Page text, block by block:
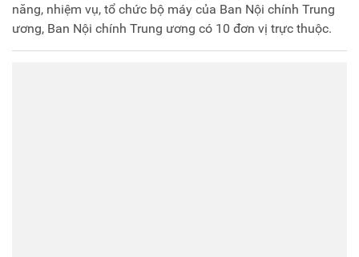
năng, nhiệm vụ, tổ chức bộ máy của Ban Nội chính Trung
ương, Ban Nội chính Trung ương có 10 đơn vị trực thuộc.